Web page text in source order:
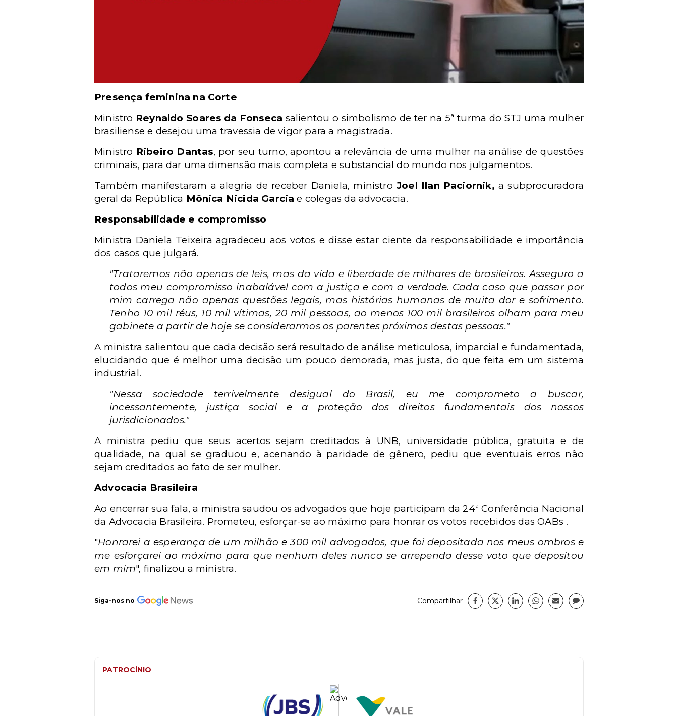
Presença feminina na Corte
Ministro Reynaldo Soares da Fonseca salientou o simbolismo de ter na 5ª turma do STJ uma mulher
brasiliense e desejou uma travessia de vigor para a magistrada.
Ministro Ribeiro Dantas, por seu turno, apontou a relevância de uma mulher na análise de questões
criminais, para dar uma dimensão mais completa e substancial do mundo nos julgamentos.
Também manifestaram a alegria de receber Daniela, ministroJoel Ilan Paciornik, a subprocuradora
geral da República Mônica Nicida Garciae colegas da advocacia.
Responsabilidade e compromisso
Ministra Daniela Teixeira agradeceu aos votos e disse estar ciente da responsabilidade e importância
dos casos que julgará.
"Trataremos não apenas de leis, mas da vida e liberdade de milhares de brasileiros. Asseguro a
todos meu compromisso inabalável com a justiça e com a verdade. Cada caso que passar por
mim carrega não apenas questões legais, mas histórias humanas de muita dor e sofrimento.
Tenho 10 mil réus, 10 mil vítimas, 20 mil pessoas, ao menos 100 mil brasileiros olham para meu
gabinete a partir de hoje se considerarmos os parentes próximos destas pessoas."
A ministra salientou que cada decisão será resultado de análise meticulosa, imparcial e fundamentada,
elucidando que é melhor uma decisão um pouco demorada, mas justa, do que feita em um sistema
industrial.
"Nessa sociedade terrivelmente desigual do Brasil, eu me comprometo a buscar,
incessantemente, justiça social e a proteção dos direitos fundamentais dos nossos
jurisdicionados."
A ministra pediu que seus acertos sejam creditados à UNB, universidade pública, gratuita e de
qualidade, na qual se graduou e, acenando à paridade de gênero, pediu que eventuais erros não
sejam creditados ao fato de ser mulher.
Advocacia Brasileira
Ao encerrar sua fala, a ministra saudou os advogados que hoje participam da 24ª Conferência Nacional
da Advocacia Brasileira. Prometeu, esforçar-se ao máximo para honrar os votos recebidos das OABs .
"Honrarei a esperança de um milhão e 300 mil advogados, que foi depositada nos meus ombros e
me esforçarei ao máximo para que nenhum deles nunca se arrependa desse voto que depositou
em mim", finalizou a ministra.
Siga-nos no Compartilhar
PATROCÍNIO